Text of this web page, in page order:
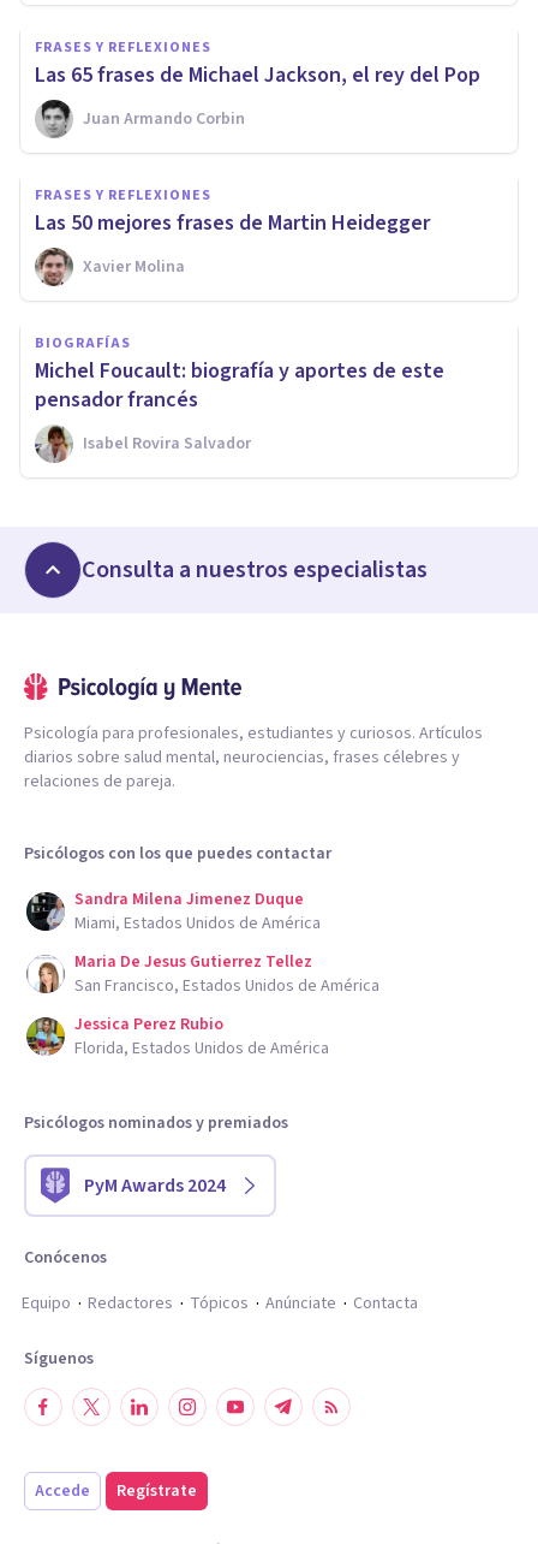
FRASES Y REFLEXIONES
Las 65 frases de Michael Jackson, el rey del Pop
Juan Armando Corbin
FRASES Y REFLEXIONES
Las 50 mejores frases de Martin Heidegger
Xavier Molina
BIOGRAFÍAS
Michel Foucault: biografía y aportes de este
pensador francés
Isabel Rovira Salvador
Consulta a nuestros especialistas
Psicología para profesionales, estudiantes y curiosos. Artículos
diarios sobre salud mental, neurociencias, frases célebres y
relaciones de pareja.
Psicólogos con los que puedes contactar
Sandra Milena Jimenez Duque
Miami, Estados Unidos de América
Maria De Jesus Gutierrez Tellez
San Francisco, Estados Unidos de América
Jessica Perez Rubio
Florida, Estados Unidos de América
Psicólogos nominados y premiados
PyM Awards 2024
Conócenos
Equipo
Redactores Tópicos Anúnciate Contacta
Síguenos
Accede Regístrate